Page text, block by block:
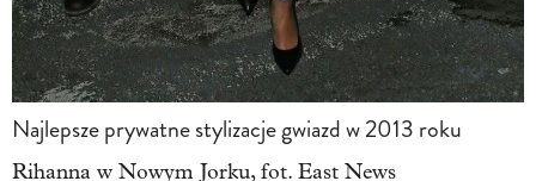
Najlepsze prywatne stylizacje gwiazd w 2013 roku
Rihanna w Nowym Jorku, fot. East News